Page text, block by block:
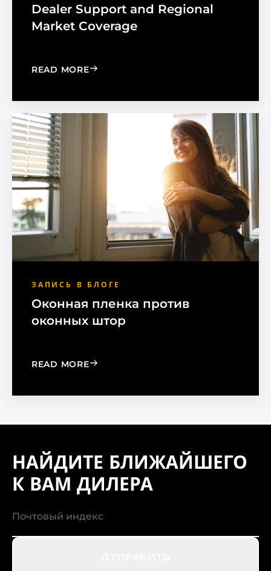
Dealer Support and Regional
Market Coverage
READ MORE: MADICO EXPANDS SALES
ЗАПИСЬ В БЛОГЕ
Оконная пленка против
оконных штор
READ MORE: WINDOW FILM VS. WINDOW
НАЙДИТЕ БЛИЖАЙШЕГО
К ВАМ ДИЛЕРА